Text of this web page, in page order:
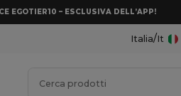
EGOTIER10 – ESCLUSIVA DELL’APP!
Italia/It